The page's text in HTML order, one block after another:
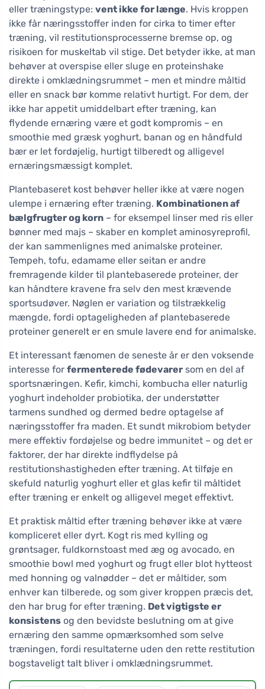
eller træningstype: vent ikke for længe. Hvis kroppen
ikke får næringsstoffer inden for cirka to timer efter
træning, vil restitutionsprocesserne bremse op, og
risikoen for muskeltab vil stige. Det betyder ikke, at man
behøver at overspise eller sluge en proteinshake
direkte i omklædningsrummet – men et mindre måltid
eller en snack bør komme relativt hurtigt. For dem, der
ikke har appetit umiddelbart efter træning, kan
flydende ernæring være et godt kompromis – en
smoothie med græsk yoghurt, banan og en håndfuld
bær er let fordøjelig, hurtigt tilberedt og alligevel
ernæringsmæssigt komplet.
Plantebaseret kost behøver heller ikke at være nogen
ulempe i ernæring efter træning. Kombinationen af
bælgfrugter og korn – for eksempel linser med ris eller
bønner med majs – skaber en komplet aminosyreprofil,
der kan sammenlignes med animalske proteiner.
Tempeh, tofu, edamame eller seitan er andre
fremragende kilder til plantebaserede proteiner, der
kan håndtere kravene fra selv den mest krævende
sportsudøver. Nøglen er variation og tilstrækkelig
mængde, fordi optageligheden af plantebaserede
proteiner generelt er en smule lavere end for animalske.
Et interessant fænomen de seneste år er den voksende
interesse for fermenterede fødevarer som en del af
sportsnæringen. Kefir, kimchi, kombucha eller naturlig
yoghurt indeholder probiotika, der understøtter
tarmens sundhed og dermed bedre optagelse af
næringsstoffer fra maden. Et sundt mikrobiom betyder
mere effektiv fordøjelse og bedre immunitet – og det er
faktorer, der har direkte indflydelse på
restitutionshastigheden efter træning. At tilføje en
skefuld naturlig yoghurt eller et glas kefir til måltidet
efter træning er enkelt og alligevel meget effektivt.
Et praktisk måltid efter træning behøver ikke at være
kompliceret eller dyrt. Kogt ris med kylling og
grøntsager, fuldkornstoast med æg og avocado, en
smoothie bowl med yoghurt og frugt eller blot hytteost
med honning og valnødder – det er måltider, som
enhver kan tilberede, og som giver kroppen præcis det,
den har brug for efter træning. Det vigtigste er
konsistens og den bevidste beslutning om at give
ernæring den samme opmærksomhed som selve
træningen, fordi resultaterne uden den rette restitution
bogstaveligt talt bliver i omklædningsrummet.